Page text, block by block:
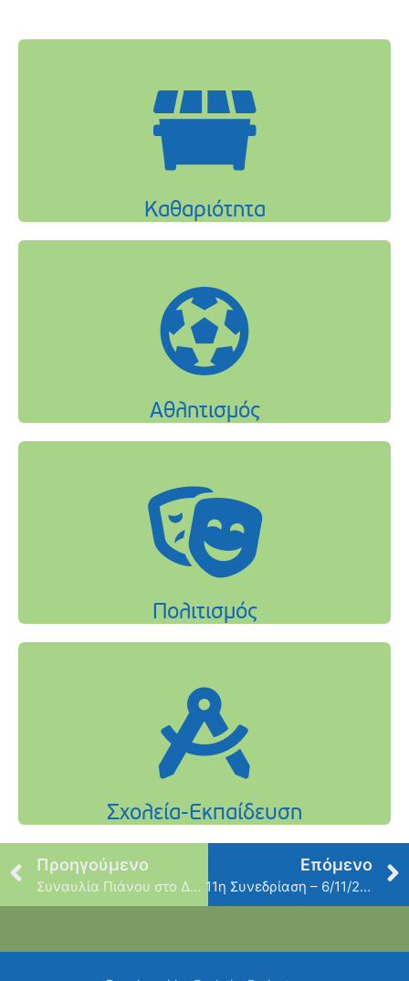
Προηγούμενο
Συναυλία Πιάνου στο Δημαρχείο Φιλοθέης
Επόμενο
11η Συνεδρίαση – 6/11/2019